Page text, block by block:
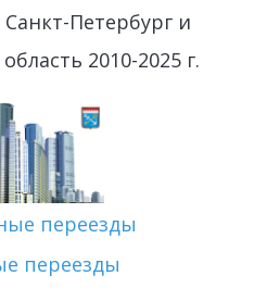
Петербург и
2010-2025 г.
переезды
переезды